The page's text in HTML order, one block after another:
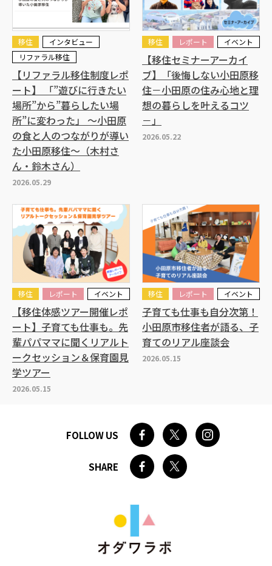
2026.05.29
移住
インタビュー
リファラル移住
【リファラル移住制度レポ
ート】 「”遊びに行きたい
場所”から”暮らしたい場
所”に変わった」 ～小田原
の食と人のつながりが導い
た小田原移住～（木村さ
ん・鈴木さん）
2026.05.22
移住 レポート イベント
【移住セミナーアーカイ
ブ】「後悔しない小田原移
住－小田原の住み心地と理
想の暮らしを叶えるコツ
－」
2026.05.15
移住 レポート イベント
【移住体感ツアー開催レポ
ート】子育ても仕事も。先
輩パパママに聞くリアルト
ークセッション＆保育園見
学ツアー
2026.05.15
移住 レポート イベント
子育ても仕事も自分次第！
小田原市移住者が語る、子
育てのリアル座談会
FOLLOW US
SHARE